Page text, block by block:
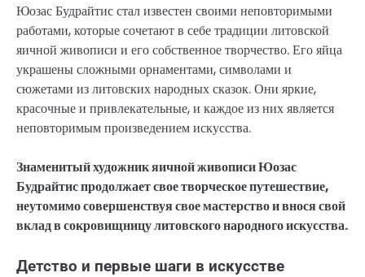
Юозас Будрайтис стал известен своими неповторимыми
работами, которые сочетают в себе традиции литовской
яичной живописи и его собственное творчество. Его яйца
украшены сложными орнаментами, символами и
сюжетами из литовских народных сказок. Они яркие,
красочные и привлекательные, и каждое из них является
неповторимым произведением искусства.
Знаменитый художник яичной живописи Юозас
Будрайтис продолжает свое творческое путешествие,
неутомимо совершенствуя свое мастерство и внося свой
вклад в сокровищницу литовского народного искусства.
Детство и первые шаги в искусстве